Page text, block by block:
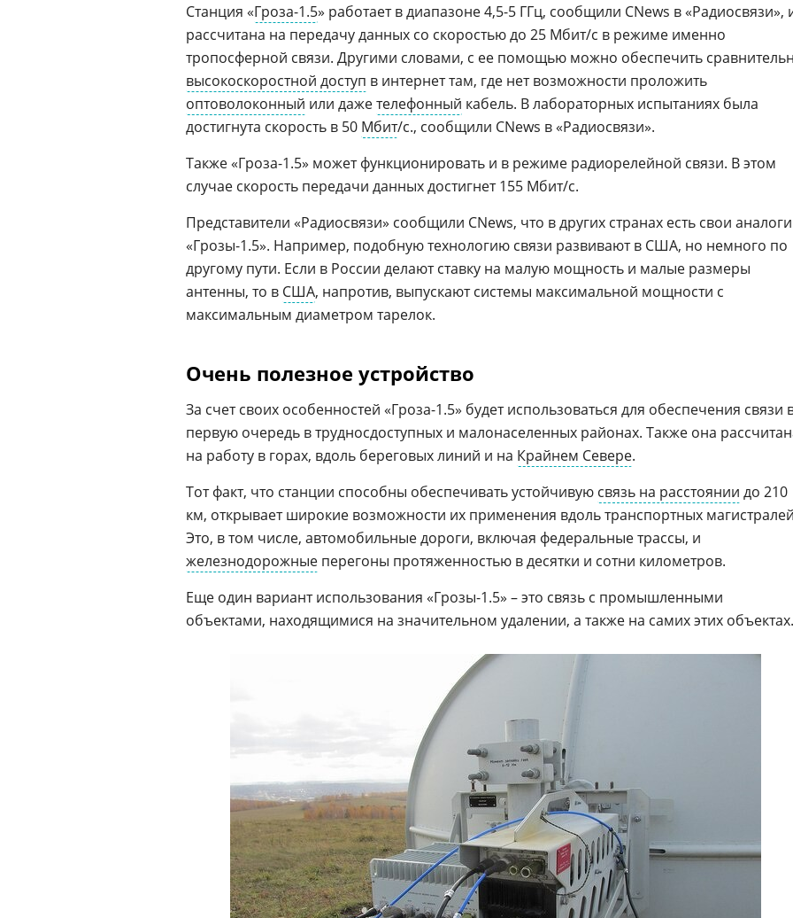
Станция «Гроза-1.5» работает в диапазоне 4,5-5 ГГц, сообщили CNews в «Радиосвязи»,
рассчитана на передачу данных со скоростью до 25 Мбит/с в режиме именно
тропосферной связи. Другими словами, с ее помощью можно обеспечить
высокоскоростной доступ в интернет там, где нет возможности проложить
оптоволоконный или дажетелефонный кабель. В лабораторных испытаниях была
достигнута скорость в 50 Мбит/с., сообщили CNews в «Радиосвязи».
Также «Гроза-1.5» может функционировать и в режиме радиорелейной связи. В этом
случае скорость передачи данных достигнет 155 Мбит/с.
Представители «Радиосвязи» сообщили CNews, что в других странах есть свои аналоги
«Грозы-1.5». Например, подобную технологию связи развивают в США, но немного по
другому пути. Если в России делают ставку на малую мощность и малые размеры
антенны, то в США, напротив, выпускают системы максимальной мощности с
максимальным диаметром тарелок.
Очень полезное устройство
За счет своих особенностей «Гроза-1.5» будет использоваться для обеспечения связи
первую очередь в трудносдоступных и малонаселенных районах. Также она
на работу в горах, вдоль береговых линий и на Крайнем Севере.
Тот факт, что станции способны обеспечивать устойчивую связь на расстоянии до 210
км, открывает широкие возможности их применения вдоль транспортных
Это, в том числе, автомобильные дороги, включая федеральные трассы, и
железнодорожные перегоны протяженностью в десятки и сотни километров.
Еще один вариант использования «Грозы-1.5» – это связь с промышленными
объектами, находящимися на значительном удалении, а также на самих этих объектах.